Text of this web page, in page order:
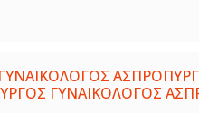
ΓΥΝΑΙΚΟΛΟΓΟΣ